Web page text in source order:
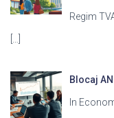
Regim
Blocaj
In